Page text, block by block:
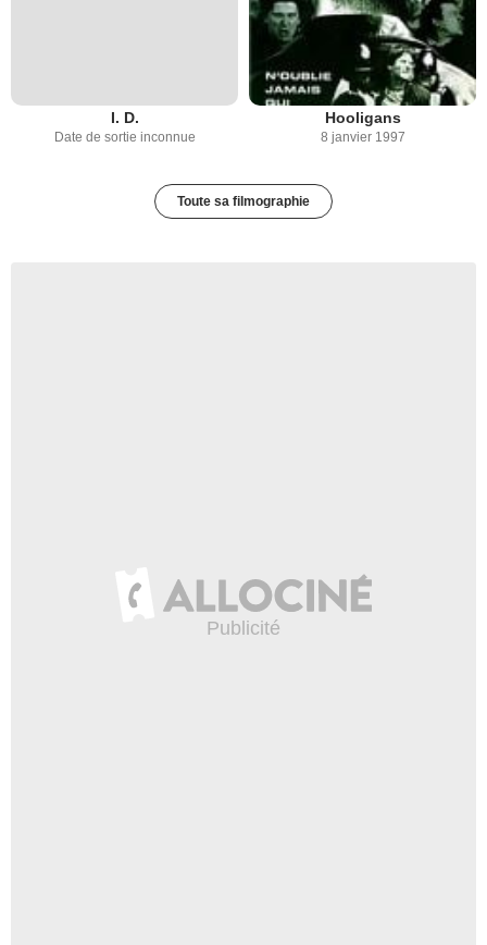
I. D.
Date de sortie inconnue
Hooligans
8 janvier 1997
Toute sa filmographie